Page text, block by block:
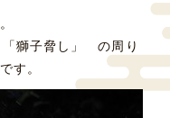
獅子脅し」 の周り
す。